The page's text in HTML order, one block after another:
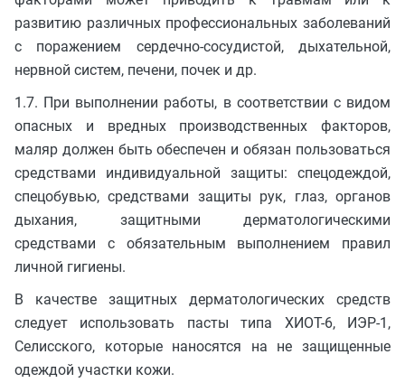
развитию различных профессиональных заболеваний
с поражением сердечно-сосудистой, дыхательной,
нервной систем, печени, почек и др.
1.7. При выполнении работы, в соответствии с видом
опасных и вредных производственных факторов,
маляр должен быть обеспечен и обязан пользоваться
средствами индивидуальной защиты: спецодеждой,
спецобувью, средствами защиты рук, глаз, органов
дыхания, защитными дерматологическими
средствами с обязательным выполнением правил
личной гигиены.
В качестве защитных дерматологических средств
следует использовать пасты типа ХИОТ-6, ИЭР-1,
Селисского, которые наносятся на не защищенные
одеждой участки кожи.